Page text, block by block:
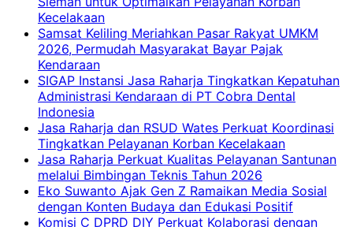
Kecelakaan
Samsat Keliling Meriahkan Pasar Rakyat UMKM
2026, Permudah Masyarakat Bayar Pajak
Kendaraan
SIGAP Instansi Jasa Raharja Tingkatkan Kepatuhan
Administrasi Kendaraan di PT Cobra Dental
Indonesia
Jasa Raharja dan RSUD Wates Perkuat Koordinasi
Tingkatkan Pelayanan Korban Kecelakaan
Jasa Raharja Perkuat Kualitas Pelayanan Santunan
melalui Bimbingan Teknis Tahun 2026
Eko Suwanto Ajak Gen Z Ramaikan Media Sosial
dengan Konten Budaya dan Edukasi Positif
Komisi C DPRD DIY Perkuat Kolaborasi dengan